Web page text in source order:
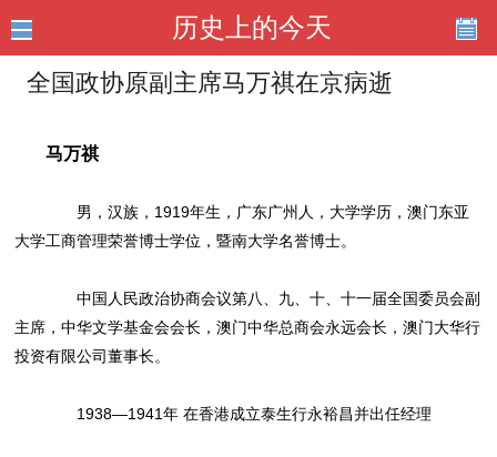
历史上的今天
全国政协原副主席马万祺在京病逝
马万祺
男，汉族，1919年生，广东广州人，大学学历，澳门东亚
大学工商管理荣誉博士学位，暨南大学名誉博士。
中国人民政治协商会议第八、九、十、十一届全国委员会副
主席，中华文学基金会会长，澳门中华总商会永远会长，澳门大华行
投资有限公司董事长。
1938—1941年 在香港成立泰生行永裕昌并出任经理